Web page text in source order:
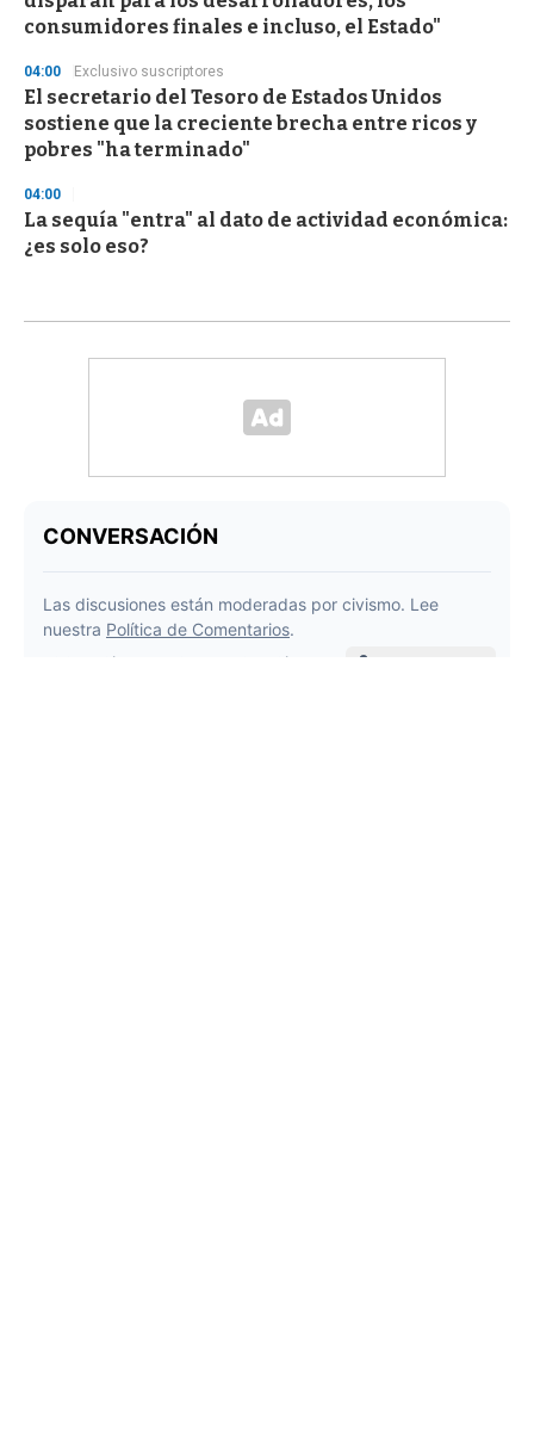
consumidores finales e incluso, el Estado"
04:00 Exclusivo suscriptores
El secretario del Tesoro de Estados Unidos
sostiene que la creciente brecha entre ricos y
pobres "ha terminado"
04:00
La sequía "entra" al dato de actividad económica:
¿es solo eso?